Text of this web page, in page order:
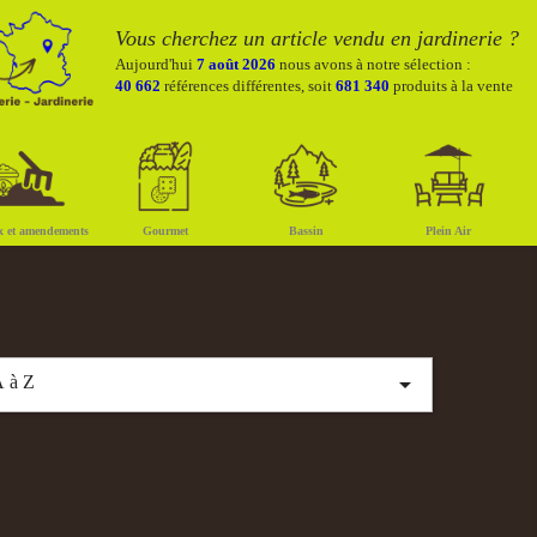
Vous cherchez un article vendu en jardinerie ?
Aujourd'hui 7 août 2026 nous avons à notre sélection :
40 662 références différentes, soit 681 340 produits à la vente
et amendements Gourmet Bassin Plein Air
à Z 